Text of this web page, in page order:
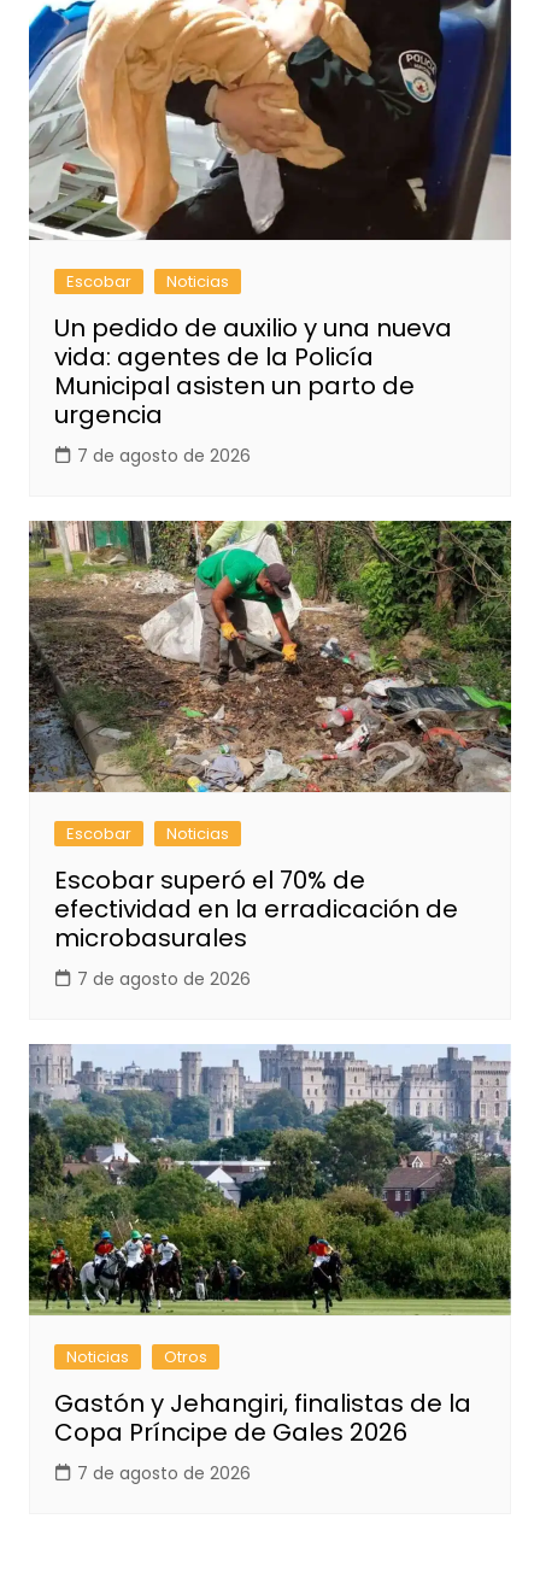
Escobar Noticias
Un pedido de auxilio y una nueva
vida: agentes de la Policía
Municipal asisten un parto de
urgencia
7 de agosto de 2026
Escobar Noticias
Escobar superó el 70% de
efectividad en la erradicación de
microbasurales
7 de agosto de 2026
Noticias Otros
Gastón y Jehangiri, finalistas de la
Copa Príncipe de Gales 2026
7 de agosto de 2026